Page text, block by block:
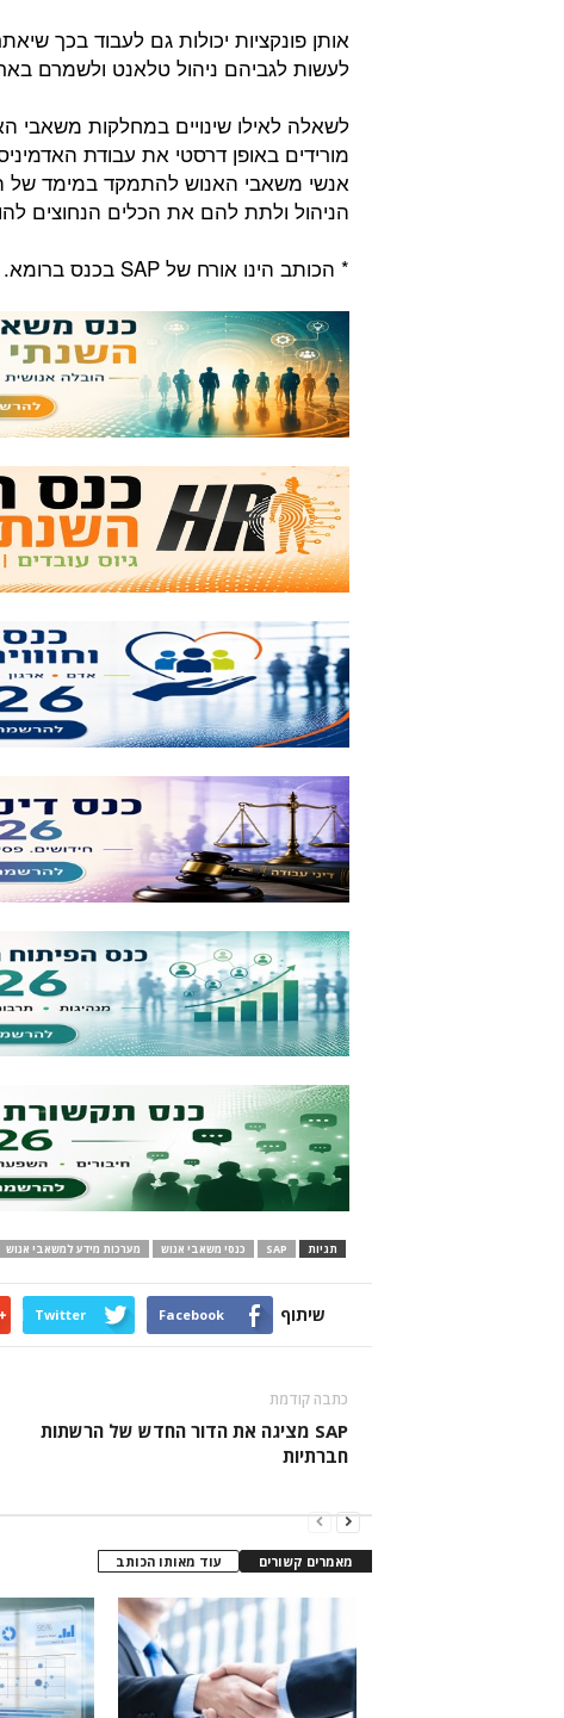
אותן פונקציות יכולות גם לעבוד בכך
לעשות לגביהם ניהול טלאנט ולשמרם
לשאלה לאילו שינויים במחלקות
אנשי משאבי האנוש להתמקד במימד של
הניהול ולתת להם את הכלים הנחוצים
* הכותב הינו אורח של SAP בכנס ברומא.
תגיות SAP כנסי משאבי אנוש מערכות מידע למשאבי אנוש
שיתוף Facebook
Twitter
כתבה קודמת
SAP מציגה את הדור החדש של הרשתות
חברתיות
מאמרים קשורים עוד מאותו הכותב